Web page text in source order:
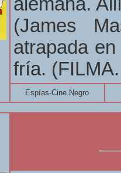
(James
atrapada
fría.
Espías-Cine Negro